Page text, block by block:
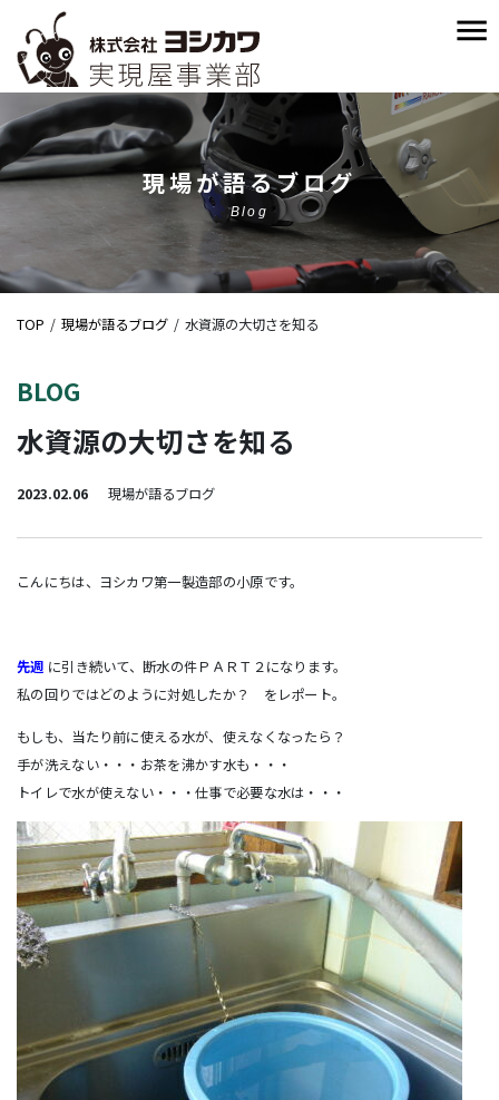
現場が語るブログ
Blog
TOP 現場が語るブログ 水資源の大切さを知る
BLOG
水資源の大切さを知る
2023.02.06 現場が語るブログ
こんにちは、ヨシカワ第一製造部の小原です。
先週 に引き続いて、断水の件ＰＡＲＴ２になります。
私の回りではどのように対処したか？ をレポート。
もしも、当たり前に使える水が、使えなくなったら？
手が洗えない・・・お茶を沸かす水も・・・
トイレで水が使えない・・・仕事で必要な水は・・・